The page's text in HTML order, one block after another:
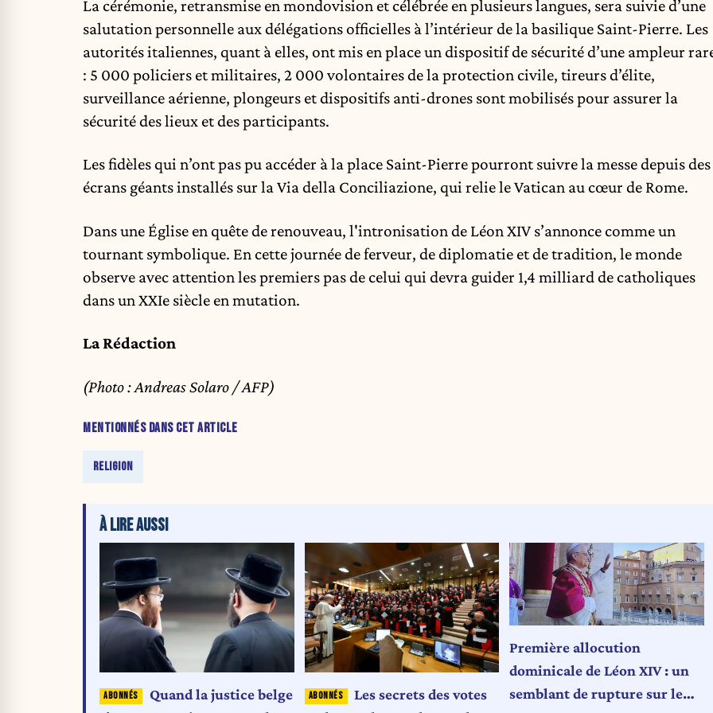
La cérémonie, retransmise en mondovision et célébrée en plusieurs langues, sera suivie d’une
salutation personnelle aux délégations officielles à l’intérieur de la basilique Saint-Pierre. Les
autorités italiennes, quant à elles, ont mis en place un dispositif de sécurité d’une ampleur
: 5 000 policiers et militaires, 2 000 volontaires de la protection civile, tireurs d’élite,
surveillance aérienne, plongeurs et dispositifs anti-drones sont mobilisés pour assurer la
sécurité des lieux et des participants.
Les fidèles qui n’ont pas pu accéder à la place Saint-Pierre pourront suivre la messe depuis des
écrans géants installés sur la Via della Conciliazione, qui relie le Vatican au cœur de Rome.
Dans une Église en quête de renouveau, l'intronisation de Léon XIV s’annonce comme un
tournant symbolique. En cette journée de ferveur, de diplomatie et de tradition, le monde
observe avec attention les premiers pas de celui qui devra guider 1,4 milliard de catholiques
dans un XXIe siècle en mutation.
La Rédaction
(Photo : Andreas Solaro / AFP)
MENTIONNÉS DANS CET ARTICLE
RELIGION
À LIRE AUSSI
Quand la justice belge
Les secrets des votes
Première allocution
dominicale de Léon XIV : un
semblant de rupture sur le